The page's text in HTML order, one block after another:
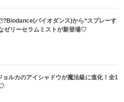
!?Biodance(バイオダンス)から“スプレーす
ゼリーセラムミストが新登場♡
ョルカのアイシャドウが魔法級に進化！全1